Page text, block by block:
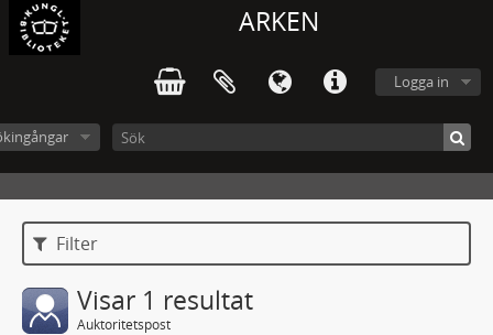
ARKEN
Logga in
Filter
Visar 1 resultat
Auktoritetspost